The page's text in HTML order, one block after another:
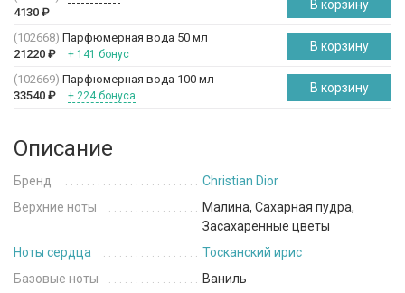
4130 ₽
В корзину
(102668) Парфюмерная вода 50 мл
21220 ₽ + 141 бонус
В корзину
(102669) Парфюмерная вода 100 мл
33540 ₽ + 224 бонуса
В корзину
Описание
Бренд
Christian Dior
Верхние ноты
Малина, Сахарная пудра,
Засахаренные цветы
Ноты сердца
Тосканский ирис
Базовые ноты
Ваниль